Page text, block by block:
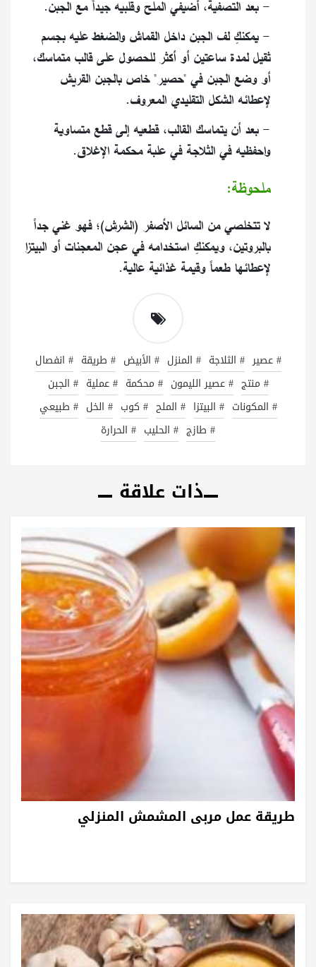
​- بعد التصفية، أضيفي الملح وقلبيه جيداً مع الجبن.
- يمكنكِ لف الجبن داخل القماش والضغط عليه بجسم
ثقيل لمدة ساعتين أو أكثر للحصول على قالب متماسك،
أو وضع الجبن في "حصير" خاص بالجبن القريش
لإعطائه الشكل التقليدي المعروف.
​- بعد أن يتماسك القالب، قطعيه إلى قطع متساوية
واحفظيه في الثلاجة في علبة محكمة الإغلاق.
​ملحوظة:
​لا تتخلصي من السائل الأصفر (الشرش)؛ فهو غني جداً
بالبروتين، ويمكنكِ استخدامه في عجن المعجنات أو البيتزا
لإعطائها طعماً وقيمة غذائية عالية.
# عصير # الثلاجة # المنزل # الأبيض # طريقة # انفصال
# منتج # عصير الليمون # محكمة # عملية # الجبن
# المكونات # البيتزا # الملح # كوب # الخل # طبيعي
# طازج # الحليب # الحرارة
ذات علاقة
طريقة عمل مربى المشمش المنزلي